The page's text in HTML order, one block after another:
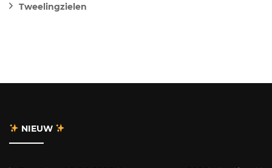
Tweelingzielen
NIEUW